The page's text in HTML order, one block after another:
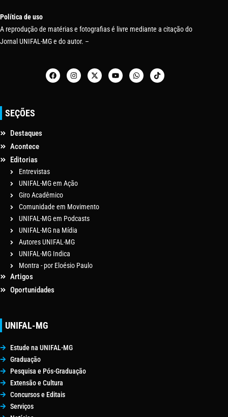
Política de uso
A reprodução de matérias e fotografias é livre mediante a citação do
Jornal UNIFAL-MG e do autor. –
SEÇÕES
Destaques
Acontece
Editorias
Entrevistas
UNIFAL-MG em Ação
Giro Acadêmico
Comunidade em Movimento
UNIFAL-MG em Podcasts
UNIFAL-MG na Mídia
Autores UNIFAL-MG
UNIFAL-MG Indica
Montra - por Eloésio Paulo
Artigos
Oportunidades
UNIFAL-MG
Estude na UNIFAL-MG
Graduação
Pesquisa e Pós-Graduação
Extensão e Cultura
Concursos e Editais
Serviços